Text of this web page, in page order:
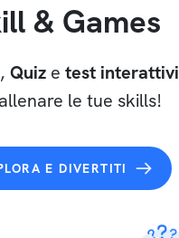
& Games
, Quize test interattivi
le tue skills!
E DIVERTITI